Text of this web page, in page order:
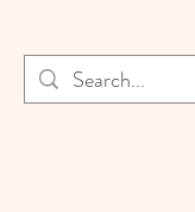
登録者様へ 個人情報
いについて Learn More